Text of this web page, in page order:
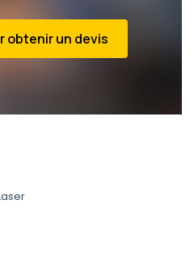
obtenir un devis